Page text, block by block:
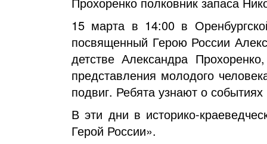
15 марта в 14:00 в
посвященный Герою России
детстве Александра
представления молодого
подвиг. Ребята узнают о
В эти дни в историко-
Герой России».